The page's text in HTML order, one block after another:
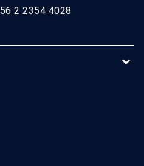
2 2354 4028